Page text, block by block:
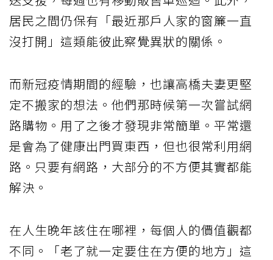
居民之間仍保有「最近那戶人家的窗簾一直
沒打開」這類能彼此察覺異狀的關係。
而新冠疫情期間的經驗，也讓高橋夫妻更堅
定不搬家的想法。他們那時候第一次嘗試網
路購物。用了之後才發現非常簡單。平常還
是會為了健康出門買東西，但也很常利用網
路。只要有網路，大部分的不方便其實都能
解決。
在人生晚年該住在哪裡，每個人的價值觀都
不同。「老了就一定要住在方便的地方」這